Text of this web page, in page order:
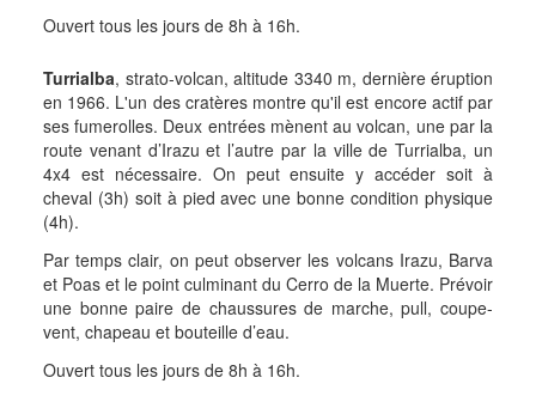
Ouvert tous les jours de 8h à 16h.
Turrialba, strato-volcan, altitude 3340 m, dernière éruption
en 1966. L'un des cratères montre qu'il est encore actif par
ses fumerolles. Deux entrées mènent au volcan, une par la
route venant d’Irazu et l’autre par la ville de Turrialba, un
4x4 est nécessaire. On peut ensuite y accéder soit à
cheval (3h) soit à pied avec une bonne condition physique
(4h).
Par temps clair, on peut observer les volcans Irazu, Barva
et Poas et le point culminant du Cerro de la Muerte. Prévoir
une bonne paire de chaussures de marche, pull, coupe-
vent, chapeau et bouteille d’eau.
Ouvert tous les jours de 8h à 16h.